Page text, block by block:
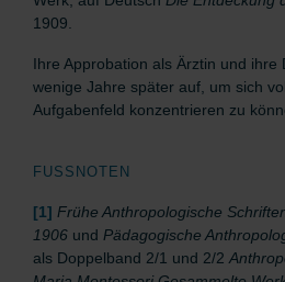
1909.
Ihre Approbation als Ärztin und ihre
wenige Jahre später auf, um sich
Aufgabenfeld konzentrieren zu
FUSSNOTEN
[1] Frühe Anthropologische
1906 und Pädagogische
als Doppelband 2/1 und 2/2